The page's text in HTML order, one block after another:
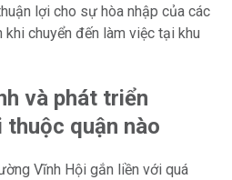
lợi cho sự hòa nhập của các
khi chuyển đến làm việc tại khu
và phát triển
quận nào
Vĩnh Hội gắn liền với quá